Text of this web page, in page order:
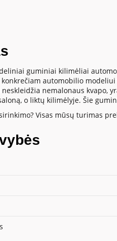
guminiai kilimėliai
automobilio
nemalonaus kvapo,
o liktų kilimėlyje. Šie
Visas mūsų turimas